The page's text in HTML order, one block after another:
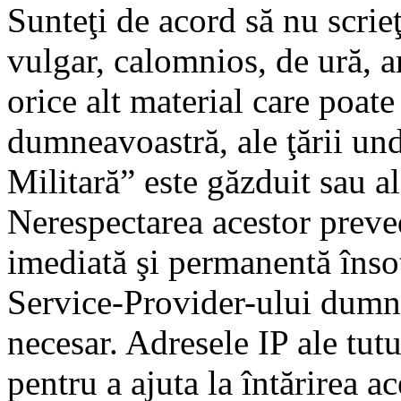
Sunteţi de acord să nu
vulgar, calomnios, de ură,
orice alt material care
dumneavoastră, ale ţării
Militară” este găzduit sau
Nerespectarea acestor
imediată şi permanentă
Service-Provider-ului
necesar. Adresele IP ale
pentru a ajuta la întărirea